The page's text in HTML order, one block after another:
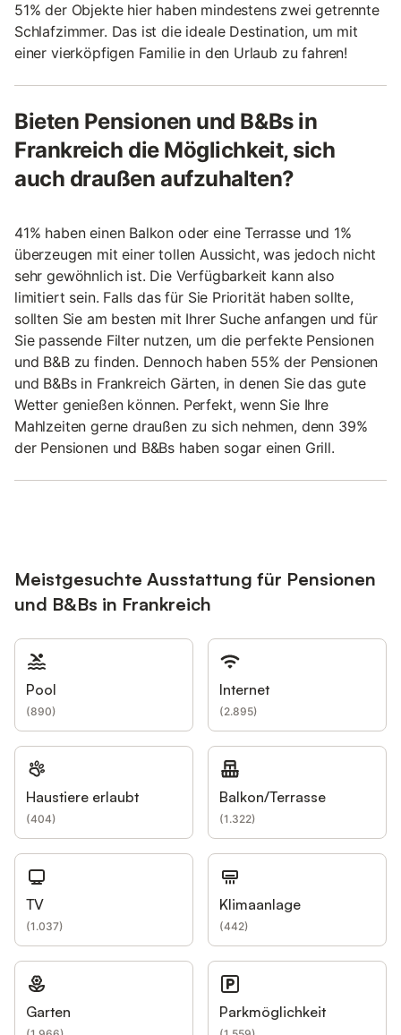
51% der Objekte hier haben mindestens zwei getrennte
Schlafzimmer. Das ist die ideale Destination, um mit
einer vierköpfigen Familie in den Urlaub zu fahren!
Bieten Pensionen und B&Bs in
Frankreich die Möglichkeit, sich
auch draußen aufzuhalten?
41% haben einen Balkon oder eine Terrasse und 1%
überzeugen mit einer tollen Aussicht, was jedoch nicht
sehr gewöhnlich ist. Die Verfügbarkeit kann also
limitiert sein. Falls das für Sie Priorität haben sollte,
sollten Sie am besten mit Ihrer Suche anfangen und für
Sie passende Filter nutzen, um die perfekte Pensionen
und B&B zu finden. Dennoch haben 55% der Pensionen
und B&Bs in Frankreich Gärten, in denen Sie das gute
Wetter genießen können. Perfekt, wenn Sie Ihre
Mahlzeiten gerne draußen zu sich nehmen, denn 39%
der Pensionen und B&Bs haben sogar einen Grill.
Meistgesuchte Ausstattung für Pensionen
und B&Bs in Frankreich
Pool
(890)
Internet
(2.895)
Haustiere erlaubt
(404)
Balkon/Terrasse
(1.322)
TV
(1.037)
Klimaanlage
(442)
Garten Parkmöglichkeit